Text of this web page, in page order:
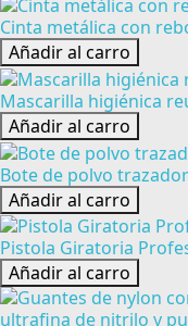
Cinta metálica con
Añadir al carro
Mascarilla higiénica
Añadir al carro
Bote de polvo
Añadir al carro
Pistola Giratoria
Añadir al carro